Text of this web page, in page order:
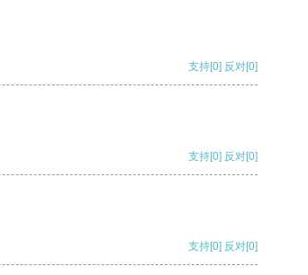
支持[0] 反对[0]
支持[0] 反对[0]
支持[0] 反对[0]